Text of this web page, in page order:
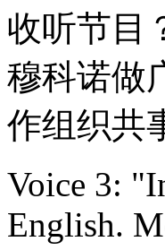
收听节目
穆科诺做
作组织共
Voice 3:
English.